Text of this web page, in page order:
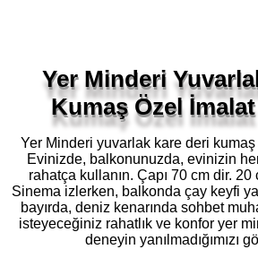
Yer Minderi
Kumaş Özel
Yer Minderi yuvarlak kare deri
Evinizde, balkonunuzda, evinizin
rahatça kullanın. Çapı 70 cm dir. 20
Sinema izlerken, balkonda çay keyfi
bayırda, deniz kenarında sohbet
isteyeceğiniz rahatlık ve konfor yer
deneyin yanılmadığımızı